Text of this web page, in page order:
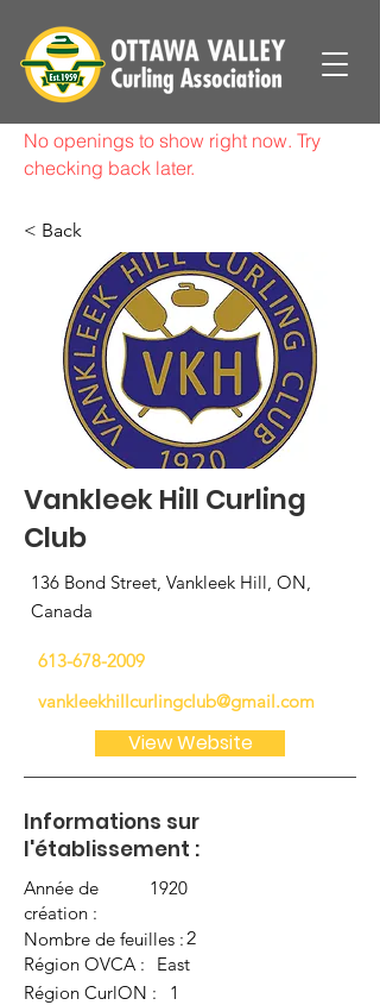
No openings to show right now. Try
checking back later.
< Back
Vankleek Hill Curling
Club
136 Bond Street, Vankleek Hill, ON,
Canada
613-678-2009
vankleekhillcurlingclub@gmail.com
View Website
Informations sur
l'établissement :
Année de
création :
1920
Nombre de feuilles :2
Région OVCA :
East
Région CurlON :
1